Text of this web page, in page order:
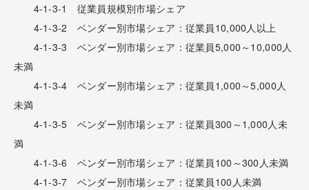
4-1-3-1 従業員規模別市場シェア
4-1-3-2 ベンダー別市場シェア：従業員10,000人以上
4-1-3-3 ベンダー別市場シェア：従業員5,000～10,000人
未満
4-1-3-4 ベンダー別市場シェア：従業員1,000～5,000人
未満
4-1-3-5 ベンダー別市場シェア：従業員300～1,000人未
満
4-1-3-6 ベンダー別市場シェア：従業員100～300人未満
4-1-3-7 ベンダー別市場シェア：従業員100人未満